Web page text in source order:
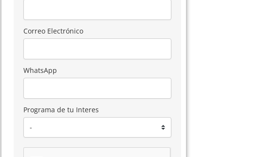
Correo Electrónico
WhatsApp
Programa de tu Interes